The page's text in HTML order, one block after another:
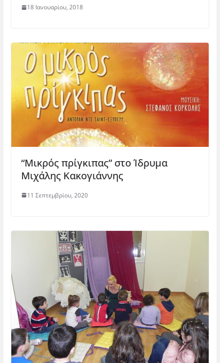
θ
υ
) ο
)
18 Ιανουαρίου, 2018
“Μικρός πρίγκιπας” στο Ίδρυμα
Μιχάλης Κακογιάννης
11 Σεπτεμβρίου, 2020